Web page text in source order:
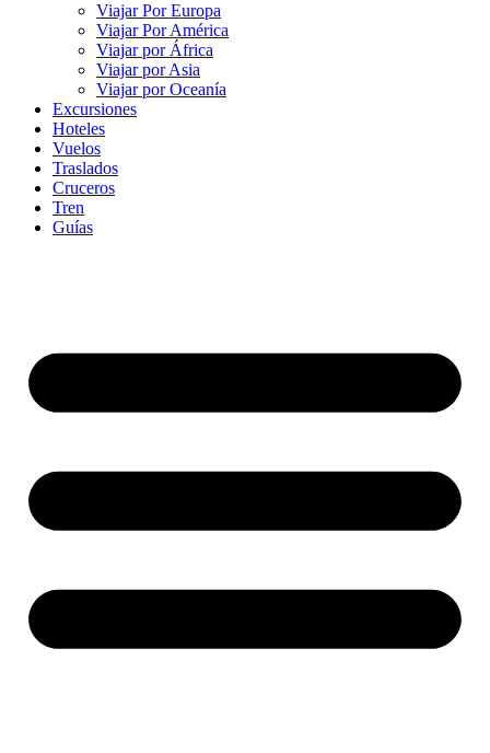
Viajar Por Europa
Viajar Por América
Viajar por África
Viajar por Asia
Viajar por Oceanía
Excursiones
Hoteles
Vuelos
Traslados
Cruceros
Tren
Guías